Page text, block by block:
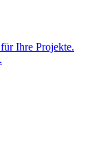
Ihre Projekte.